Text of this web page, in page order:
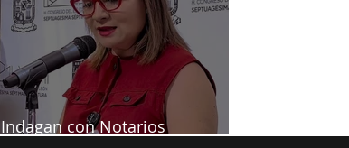
Indagan con Notarios